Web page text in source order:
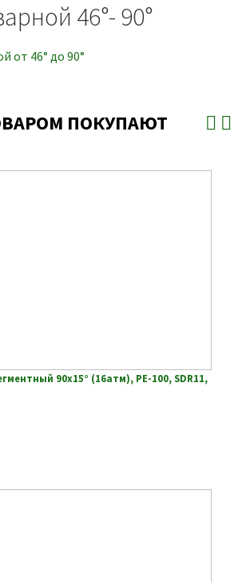
46°- 90°
ПОКУПАЮТ
90х15° (16атм), РЕ-100, SDR11,